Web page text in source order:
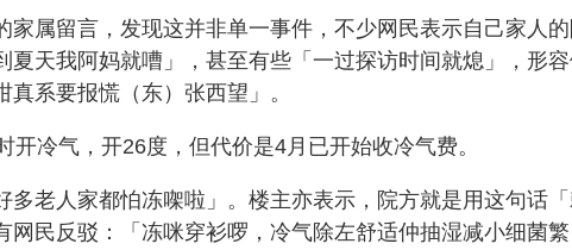
属留言，发现这并非单一事件，不少网民表示自己家人
天我阿妈就嘈」，甚至有些「一过探访时间就熄」，形
系要报慌（东）张西望」。
冷气，开26度，但代价是4月已开始收冷气费。
老人家都怕冻㗎啦」。楼主亦表示，院方就是用这句话
民反驳：「冻咪穿衫啰，冷气除左舒适仲抽湿减小细菌繁